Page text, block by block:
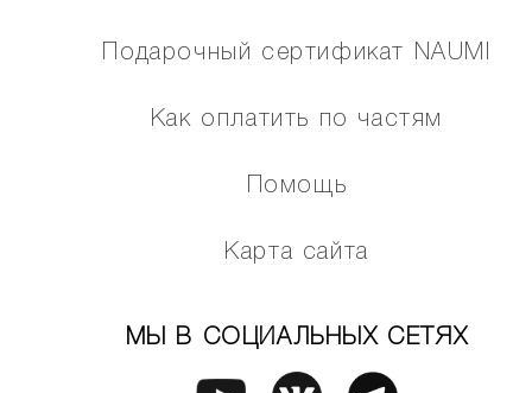
Подарочный сертификат NAUMI
Как оплатить по частям
Помощь
Карта сайта
МЫ В СОЦИАЛЬНЫХ СЕТЯХ